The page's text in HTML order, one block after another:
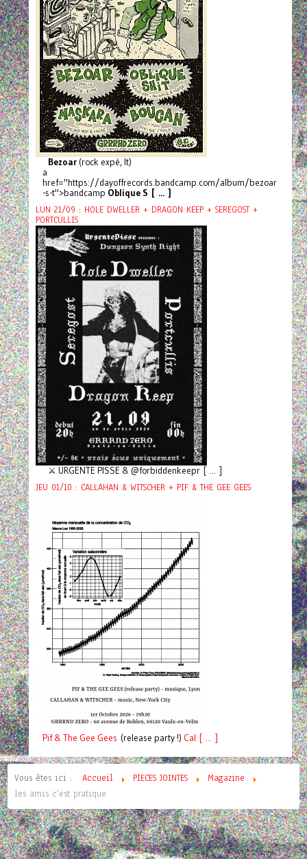
Bezoar(rock expé, It)
a
href="https://dayoffrecords.bandcamp.com/album/bezoar
-s-t">bandcamp Oblique S [ ... ]
LUN 21/09 : HOLE DWELLER + DRAGON KEEP + SEREGOST +
PORTCULLIS
⚔️ URGENTE PISSE & @forbiddenkeepr [ ... ]
JEU 01/10 : CALLAHAN & WITSCHER + PIF & THE GEE GEES
Pif& The Gee Gees (release party !) Cal [ ... ]
Vous êtes ici : Accueil PIECES JOINTES
Magazine
les amis c'est pratique